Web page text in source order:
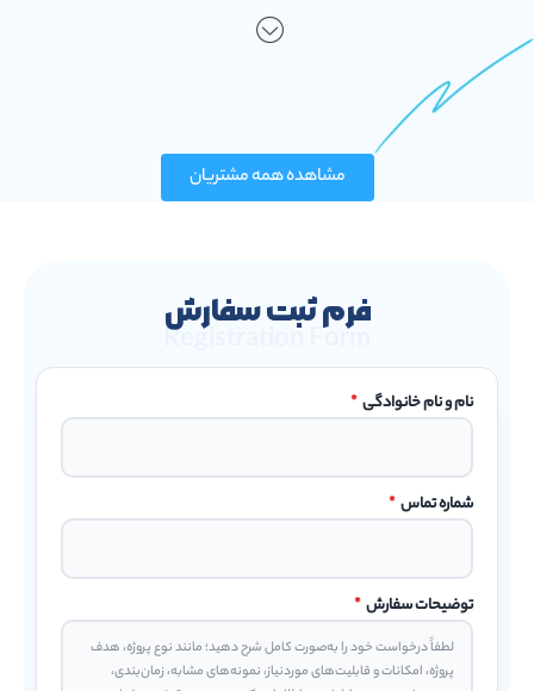
مشاهده همه مشتریان
فرم ثبت سفارش
Registration Form
نام و نام خانوادگی *
شماره تماس *
توضیحات سفارش *